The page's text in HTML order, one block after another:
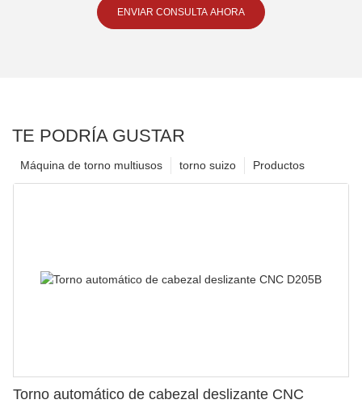
ENVIAR CONSULTA AHORA
TE PODRÍA GUSTAR
Productos
torno suizo
Máquina de torno multiusos
Torno automático de cabezal deslizante CNC